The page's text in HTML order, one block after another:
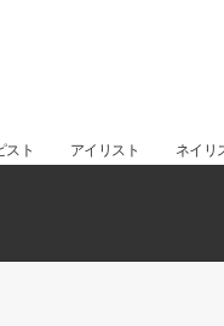
スト アイリスト ネイリ